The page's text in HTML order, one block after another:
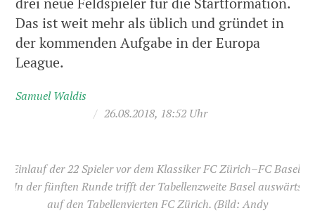
drei neue Feldspieler für die Startformation.
Das ist weit mehr als üblich und gründet in
der kommenden Aufgabe in der Europa
League.
Samuel Waldis
/ 26.08.2018, 18:52 Uhr
Einlauf der 22 Spieler vor dem Klassiker FC Zürich–FC Basel.
In der fünften Runde trifft der Tabellenzweite Basel auswärts
auf den Tabellenvierten FC Zürich. (Bild: Andy